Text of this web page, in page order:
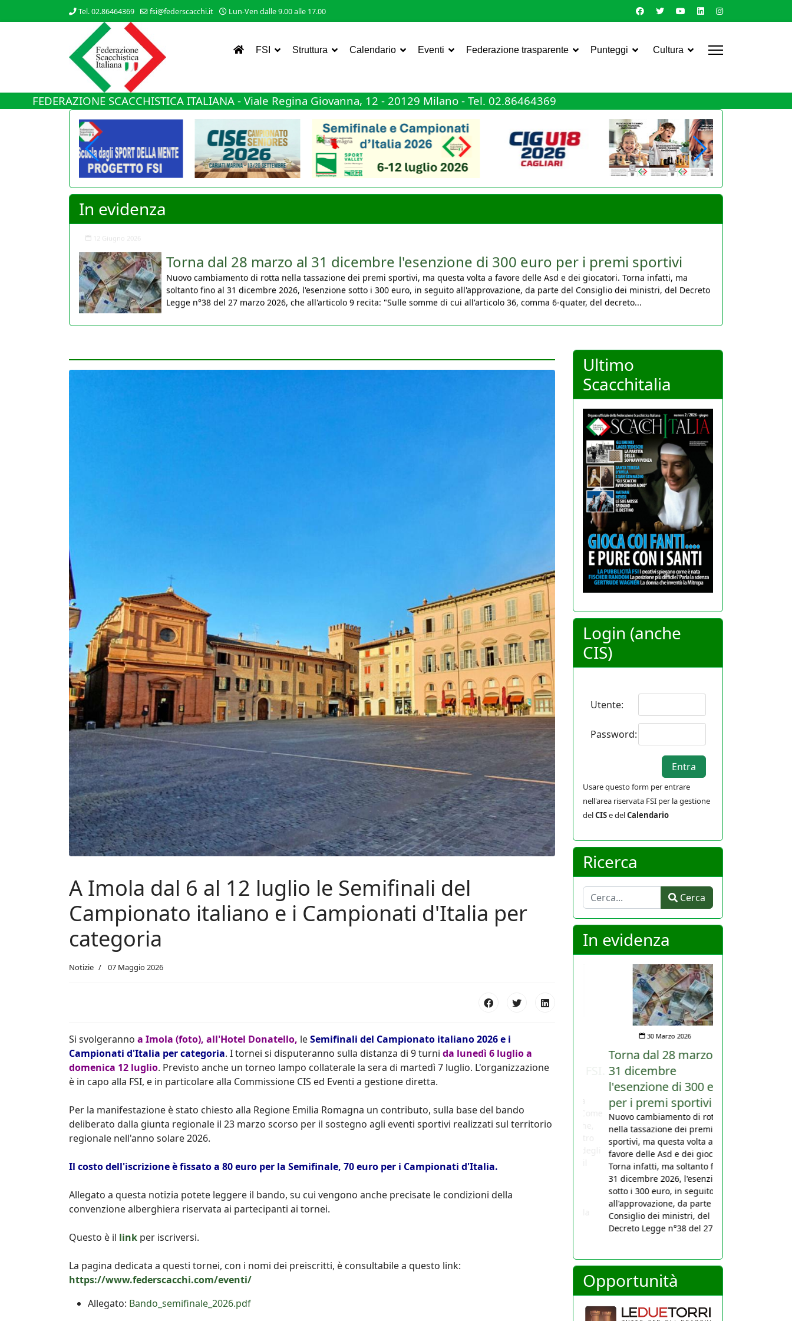
Tel. 02.86464369 fsi@federscacchi.it Lun-Ven dalle 9.00 alle 17.00
FSI Struttura Calendario Eventi Federazione trasparente Punteggi Cultura
FEDERAZIONE SCACCHISTICA ITALIANA - Viale Regina Giovanna, 12 - 20129 Milano - Tel. 02.86464369
In evidenza
30 Marzo 2026
Nuovo cambiamento di rotta nella tassazione dei premi sportivi, ma questa volta a favore delle Asd e dei giocatori. Torna infatti, ma
soltanto fino al 31 dicembre 2026, l'esenzione sotto i 300 euro, in seguito all'approvazione, da parte del Consiglio dei ministri, del Decreto
Legge n°38 del 27 marzo 2026, che all'articolo 9 recita: "Sulle somme di cui all'articolo 36, comma 6-quater, del decreto...
A Imola dal 6 al 12 luglio le Semifinali del
Campionato italiano e i Campionati d'Italia per
categoria
Notizie 07 Maggio 2026
Si svolgeranno a Imola (foto), all'Hotel Donatello, leSemifinali del Campionato italiano 2026 e i
Campionati d'Italia per categoria. I tornei si disputeranno sulla distanza di 9 turni da lunedì 6 luglio a
domenica 12 luglio. Previsto anche un torneo lampo collaterale la sera di martedì 7 luglio. L'organizzazione
è in capo alla FSI, e in particolare alla Commissione CIS ed Eventi a gestione diretta.
Per la manifestazione è stato chiesto alla Regione Emilia Romagna un contributo, sulla base del bando
deliberato dalla giunta regionale il 23 marzo scorso per il sostegno agli eventi sportivi realizzati sul territorio
regionale nell'anno solare 2026.
Il costo dell'iscrizione è fissato a 80 euro per la Semifinale, 70 euro per i Campionati d'Italia.
Allegato a questa notizia potete leggere il bando, su cui vengono anche precisate le condizioni della
convenzione alberghiera riservata ai partecipanti ai tornei.
Questo è il link per iscriversi.
La pagina dedicata a questi tornei, con i nomi dei preiscritti, è consultabile a questo link:
https://www.federscacchi.com/eventi/
Allegato: Bando_semifinale_2026.pdf
Ultimo
Scacchitalia
Login (anche
CIS)
Utente:
Password:
Usare questo form per entrare
nell'area riservata FSI per la gestione
delCISe delCalendario
Ricerca
Cerca Cerca
In evidenza
30 Marzo 2026
Torna dal 28 marzo al
31 dicembre
l'esenzione di 300 euro
per i premi sportivi
Nuovo cambiamento di rotta
nella tassazione dei premi
sportivi, ma questa volta a
favore delle Asd e dei giocatori.
Torna infatti, ma soltanto fino al
31 dicembre 2026, l'esenzione
sotto i 300 euro, in seguito
all'approvazione, da parte del
Consiglio dei ministri, del
Decreto Legge n°38 del 27...
Opportunità